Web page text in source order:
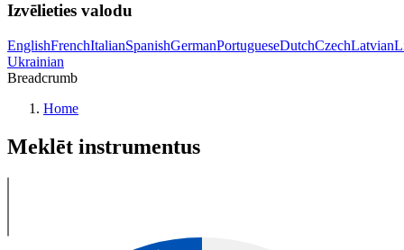
Izvēlieties valodu
EnglishFrenchItalianSpanishGermanPortugueseDutchCzechLatvian
Ukrainian
Breadcrumb
Home
Meklēt instrumentus